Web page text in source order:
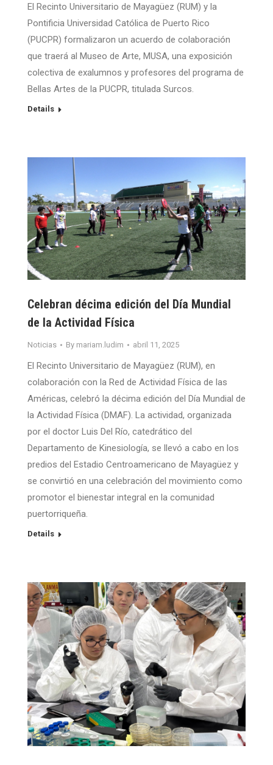
El Recinto Universitario de Mayagüez (RUM) y la
Pontificia Universidad Católica de Puerto Rico
(PUCPR) formalizaron un acuerdo de colaboración
que traerá al Museo de Arte, MUSA, una exposición
colectiva de exalumnos y profesores del programa de
Bellas Artes de la PUCPR, titulada Surcos.
Details
Celebran décima edición del Día Mundial
de la Actividad Física
Noticias By mariam.ludim abril 11, 2025
El Recinto Universitario de Mayagüez (RUM), en
colaboración con la Red de Actividad Física de las
Américas, celebró la décima edición del Día Mundial de
la Actividad Física (DMAF). La actividad, organizada
por el doctor Luis Del Río, catedrático del
Departamento de Kinesiología, se llevó a cabo en los
predios del Estadio Centroamericano de Mayagüez y
se convirtió en una celebración del movimiento como
promotor el bienestar integral en la comunidad
puertorriqueña.
Details